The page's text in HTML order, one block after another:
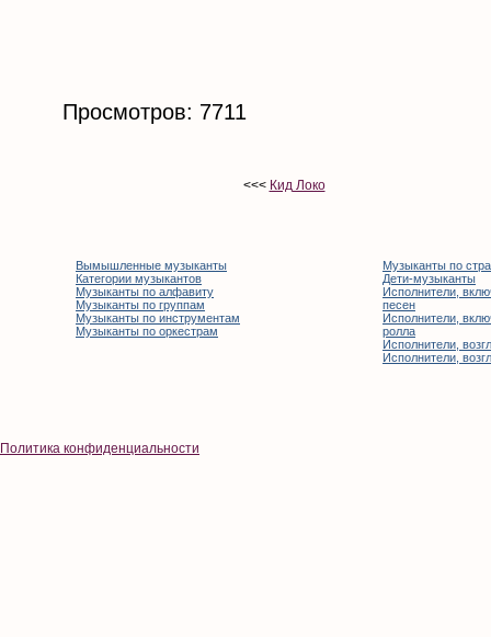
Просмотров: 7711
<<< Кид Локо
Вымышленные музыканты
Категории музыкантов
Музыканты по алфавиту
Музыканты по группам
Музыканты по инструментам
Музыканты по оркестрам
Музыканты по
Дети-музыканты
Исполнители,
песен
Исполнители,
ролла
Исполнители,
Исполнители,
Политика конфиденциальности